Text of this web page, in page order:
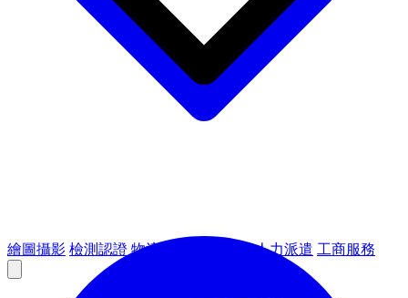
繪圖攝影 檢測認證 物流倉儲 人力派遣 工商服務